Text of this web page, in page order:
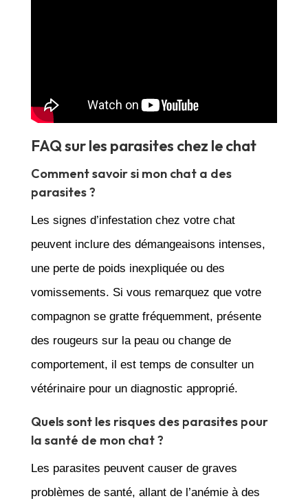
FAQ sur les parasites chez le chat
Comment savoir si mon chat a des
parasites ?
Les signes d’infestation chez votre chat
peuvent inclure des démangeaisons intenses,
une perte de poids inexpliquée ou des
vomissements. Si vous remarquez que votre
compagnon se gratte fréquemment, présente
des rougeurs sur la peau ou change de
comportement, il est temps de consulter un
vétérinaire pour un diagnostic approprié.
Quels sont les risques des parasites pour
la santé de mon chat ?
Les parasites peuvent causer de graves
problèmes de santé, allant de l’anémie à des